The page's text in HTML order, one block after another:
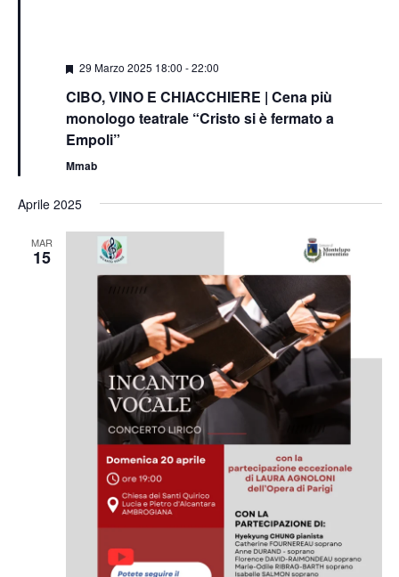
Segnalati
29 Marzo 2025 18:00 -22:00
CIBO, VINO E CHIACCHIERE | Cena più
monologo teatrale “Cristo si è fermato a
Empoli”
Mmab
Aprile 2025
MAR
15